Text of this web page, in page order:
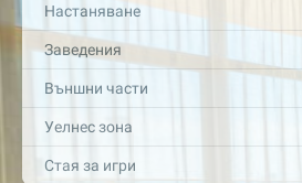
Настаняване
Заведения
Външни части
Уелнес зона
Стая за игри